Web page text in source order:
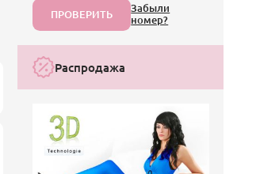
ПРОВЕРИТЬ
Забыли
номер?
Распродажа